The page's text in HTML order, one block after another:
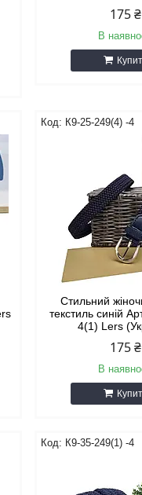
175 ₴
В
К9-25-249(4) -4
Стильний
текстиль синій
4(1) Lers
175 ₴
В
К9-35-249(1) -4